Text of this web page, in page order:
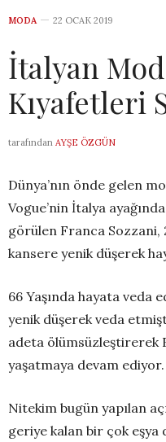
MODA 22 OCAK 2019
İtalyan
Kıyafetleri
tarafından AYŞE ÖZGÜN
Dünya’nın önde gelen
Vogue’nin İtalya
görülen Franca Sozzani,
kansere yenik düşerek
66 Yaşında hayata veda
yenik düşerek veda
adeta ölümsüzleştirerek
yaşatmaya devam ediyor.
Nitekim bugün yapılan
geriye kalan bir çok eşya